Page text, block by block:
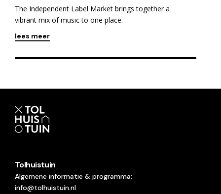
The Independent Label Market brings together a
vibrant mix of music to one place.
lees meer
Tolhuistuin
Algemene informatie & programma:
info@tolhuistuin.nl